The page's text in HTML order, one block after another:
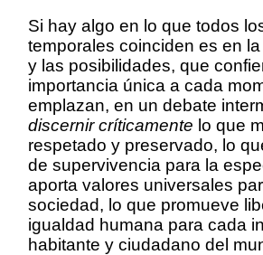
Si hay algo en lo que todos
temporales coinciden es en
y las posibilidades, que
importancia única a cada
emplazan, en un debate
discernir críticamente lo que
respetado y preservado, lo
de supervivencia para la
aporta valores universales
sociedad, lo que promueve
igualdad humana para cada
habitante y ciudadano del